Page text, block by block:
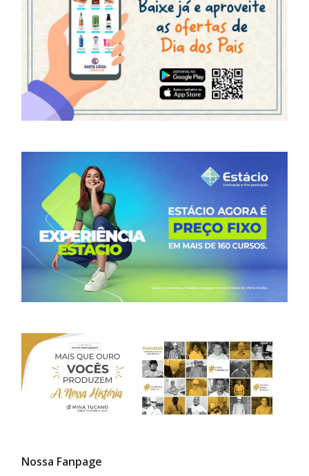
Nossa Fanpage